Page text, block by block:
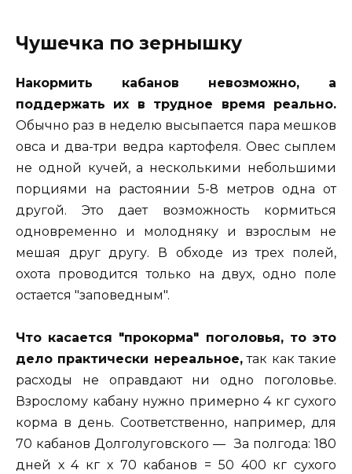
Чушечка по зернышку
Накормить кабанов невозможно, а
поддержать их в трудное время реально.
Обычно раз в неделю высыпается пара мешков
овса и два-три ведра картофеля. Овес сыплем
не одной кучей, а несколькими небольшими
порциями на растоянии 5-8 метров одна от
другой. Это дает возможность кормиться
одновременно и молодняку и взрослым не
мешая друг другу. В обходе из трех полей,
охота проводится только на двух, одно поле
остается "заповедным".
Что касается "прокорма" поголовья, то это
дело практически нереальное,так как такие
расходы не оправдают ни одно поголовье.
Взрослому кабану нужно примерно 4 кг сухого
корма в день. Соответственно, например, для
70 кабанов Долголуговского — За полгода: 180
дней х 4 кг х 70 кабанов = 50 400 кг сухого